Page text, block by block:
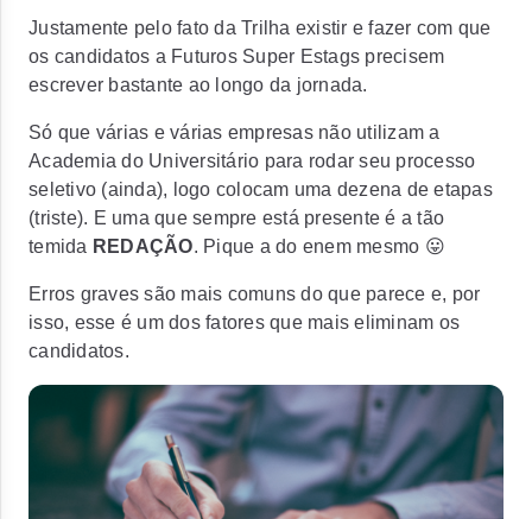
Justamente pelo fato da Trilha existir e fazer com que
os candidatos a Futuros Super Estags precisem
escrever bastante ao longo da jornada.
Só que várias e várias empresas não utilizam a
Academia do Universitário para rodar seu processo
seletivo (ainda), logo colocam uma dezena de etapas
(triste). E uma que sempre está presente é a tão
temida REDAÇÃO. Pique a do enem mesmo 😛
Erros graves são mais comuns do que parece e, por
isso, esse é um dos fatores que mais eliminam os
candidatos.